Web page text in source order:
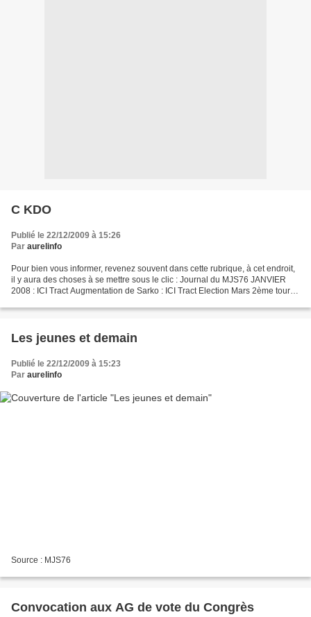
C KDO
Publié le 22/12/2009 à 15:26
Par aurelinfo
Pour bien vous informer, revenez souvent dans cette rubrique, à cet endroit,
il y aura des choses à se mettre sous le clic : Journal du MJS76 JANVIER
2008 : ICI Tract Augmentation de Sarko : ICI Tract Election Mars 2ème tour:
Les jeunes et demain
Publié le 22/12/2009 à 15:23
Par aurelinfo
Source : MJS76
Convocation aux AG de vote du Congrès